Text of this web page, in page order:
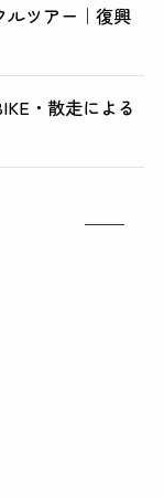
ルツアー｜復興
・散走による